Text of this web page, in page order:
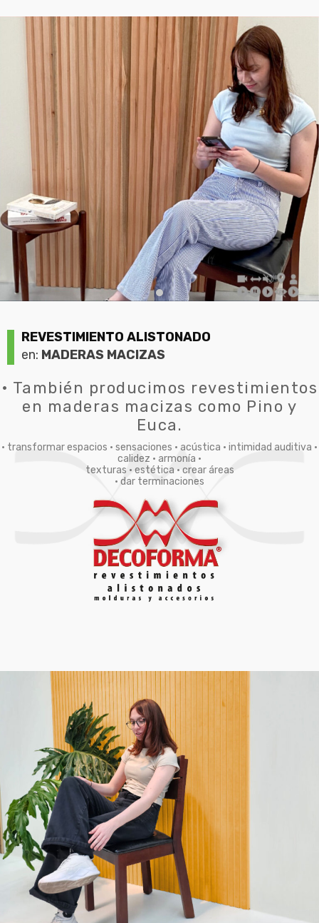
REVESTIMIENTO ALISTONADO
en: MADERAS MACIZAS
• También producimos revestimientos
en maderas macizas como Pino y
Euca.
• transformar espacios • sensaciones • acústica • intimidad auditiva •
calidez • armonía •
texturas • estética • crear áreas
• dar terminaciones